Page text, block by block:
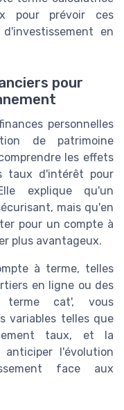
pour prévoir ces
en
pour
personnelles
de patrimoine
les effets
taux d'intérêt pour
explique qu'un
mais qu'en
pour un compte à
plus avantageux.
à terme, telles
en ligne ou des
terme cat', vous
variables telles que
taux, et la
l'évolution
face aux